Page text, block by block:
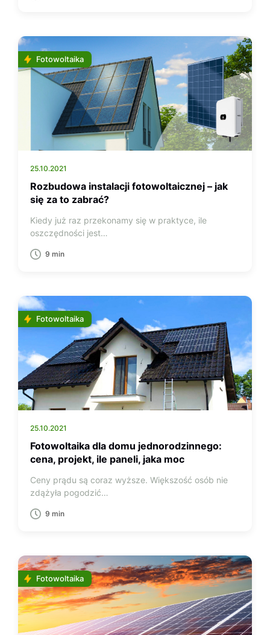
Fotowoltaika
25.10.2021
Rozbudowa instalacji fotowoltaicznej – jak
się za to zabrać?
Kiedy już raz przekonamy się w praktyce, ile
oszczędności jest…
9 min
Fotowoltaika
25.10.2021
Fotowoltaika dla domu jednorodzinnego:
cena, projekt, ile paneli, jaka moc
Ceny prądu są coraz wyższe. Większość osób nie
zdążyła pogodzić…
9 min
Fotowoltaika